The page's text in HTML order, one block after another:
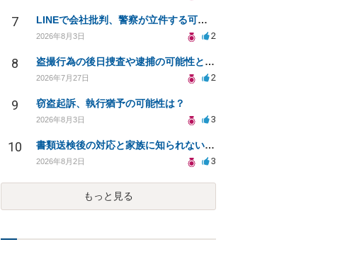
7 LINEで会社批判、警察が立件する可能性は？
2026年8月3日 2
8 盗撮行為の後日捜査や逮捕の可能性と初動対応について
2026年7月27日 2
9 窃盗起訴、執行猶予の可能性は？
2026年8月3日 3
10 書類送検後の対応と家族に知られないための手続きについて相談
2026年8月2日 3
もっと見る